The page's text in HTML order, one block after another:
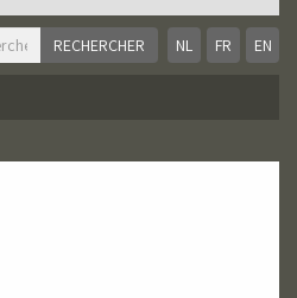
NL FR EN